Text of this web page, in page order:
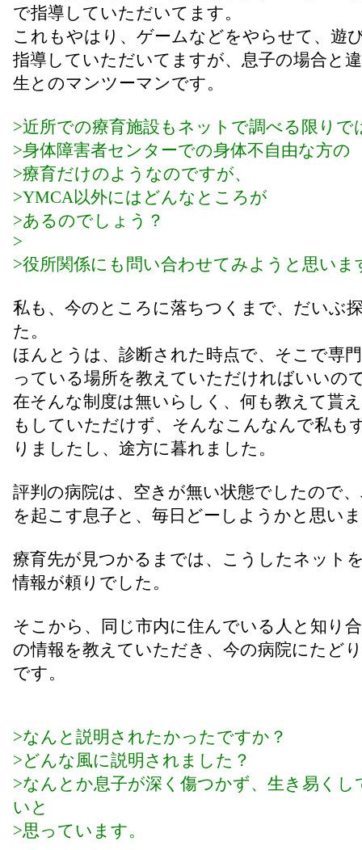
で指導していただいてます。
これもやはり、ゲームなどをやらせて、遊
指導していただいてますが、息子の場合と
生とのマンツーマンです。
>近所での療育施設もネットで調べる限りで
>身体障害者センターでの身体不自由な方の
>療育だけのようなのですが、
>YMCA以外にはどんなところが
>あるのでしょう？
>
>役所関係にも問い合わせてみようと思いま
私も、今のところに落ちつくまで、だいぶ
た。
ほんとうは、診断された時点で、そこで専
っている場所を教えていただければいいの
在そんな制度は無いらしく、何も教えて貰
もしていただけず、そんなこんなんで私も
りましたし、途方に暮れました。
評判の病院は、空きが無い状態でしたので
を起こす息子と、毎日どーしようかと思い
療育先が見つかるまでは、こうしたネット
情報が頼りでした。
そこから、同じ市内に住んでいる人と知り
の情報を教えていただき、今の病院にたど
です。
>なんと説明されたかったですか？
>どんな風に説明されました？
>なんとか息子が深く傷つかず、生き易くし
いと
>思っています。